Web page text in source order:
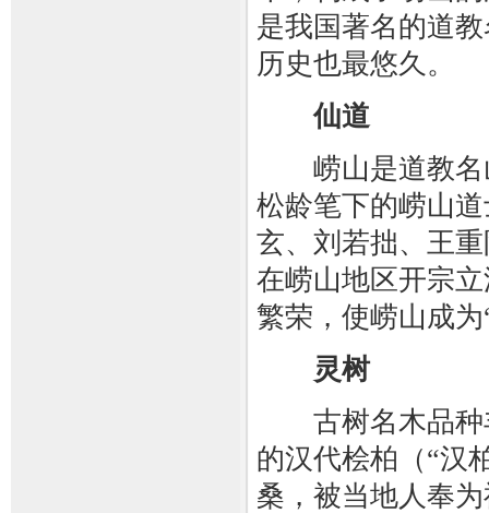
是我国著名的道
历史也最悠久。
仙道
崂山是道教名
松龄笔下的崂山
玄、刘若拙、王
在崂山地区开宗
繁荣，使崂山成
灵树
古树名木品种丰
的汉代桧柏（“汉
桑，被当地人奉